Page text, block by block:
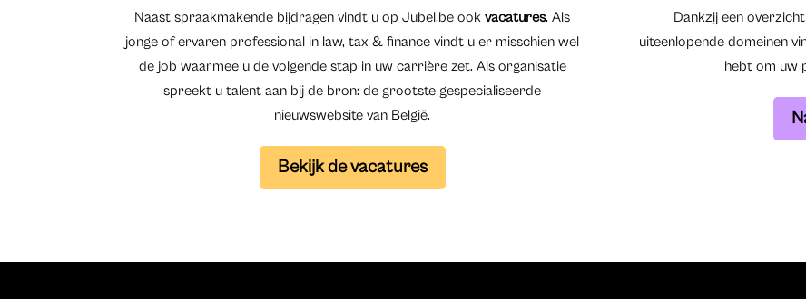
Naast spraakmakende bijdragen vindt u op Jubel.be ookvacatures. Als
jonge of ervaren professional in law, tax & finance vindt u er misschien wel
de job waarmee u de volgende stap in uw carrière zet. Als organisatie
spreekt u talent aan bij de bron: de grootste gespecialiseerde
nieuwswebsite van België.
Bekijk de vacatures
Dankzij een
uiteenlopende domeinen
hebt om uw